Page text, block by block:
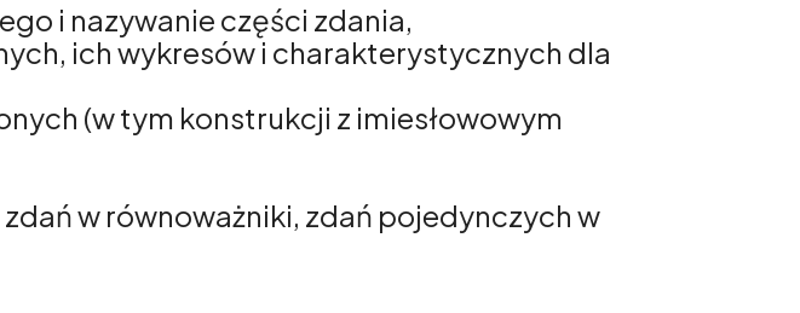
i nazywanie części zdania,
ich wykresów i charakterystycznych dla
(w tym konstrukcji z imiesłowowym
w równoważniki, zdań pojedynczych w